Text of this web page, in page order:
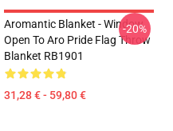
Aromantic Blanket - Window
Open To Aro Pride Flag Throw
Blanket RB1901
31,28 € - 59,80 €
-20%